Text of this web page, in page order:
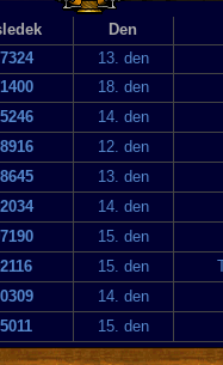
Den
13. den
18. den
14. den
12. den
13. den
14. den
15. den
15. den
14. den
15. den